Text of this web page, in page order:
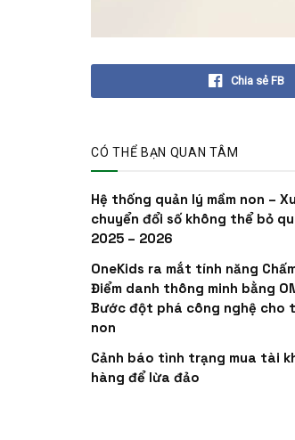
Chia sẻ FB
CÓ THỂ BẠN QUAN TÂM
Hệ thống quản lý mầm non –
chuyển đổi số không thể bỏ
2025 – 2026
OneKids ra mắt tính năng
Điểm danh thông minh bằng
Bước đột phá công nghệ cho
non
Cảnh báo tình trạng mua tài
hàng để lừa đảo